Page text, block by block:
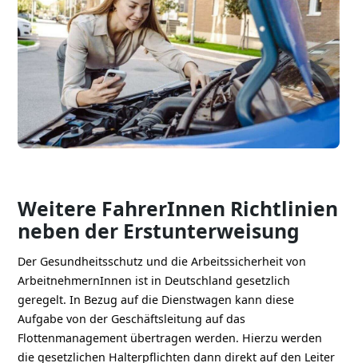
Weitere FahrerInnen Richtlinien
neben der Erstunterweisung
Der Gesundheitsschutz und die Arbeitssicherheit von
ArbeitnehmernInnen ist in Deutschland gesetzlich
geregelt. In Bezug auf die Dienstwagen kann diese
Aufgabe von der Geschäftsleitung auf das
Flottenmanagement übertragen werden. Hierzu werden
die gesetzlichen Halterpflichten dann direkt auf den Leiter